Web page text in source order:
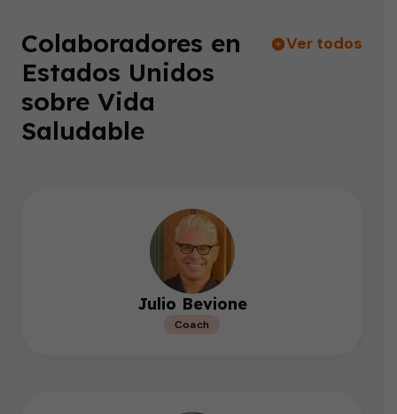
Colaboradores en
Estados Unidos
sobre Vida
Saludable
Ver todos
Julio Bevione
Coach